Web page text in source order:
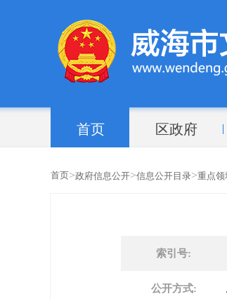
首页 区政府
首页>政府信息公开>信息公开目录>重点领
索引号:
公开方式: